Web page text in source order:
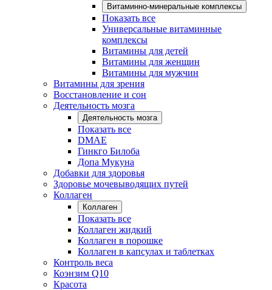
Витаминно-минеральные комплексы
Показать все
Универсальные витаминные
комплексы
Витамины для детей
Витамины для женщин
Витамины для мужчин
Витамины для зрения
Восстановление и сон
Деятельность мозга
Деятельность мозга
Показать все
DMAE
Гинкго Билоба
Допа Мукуна
Добавки для здоровья
Здоровье мочевыводящих путей
Коллаген
Коллаген
Показать все
Коллаген жидкий
Коллаген в порошке
Коллаген в капсулах и таблетках
Контроль веса
Коэнзим Q10
Красота